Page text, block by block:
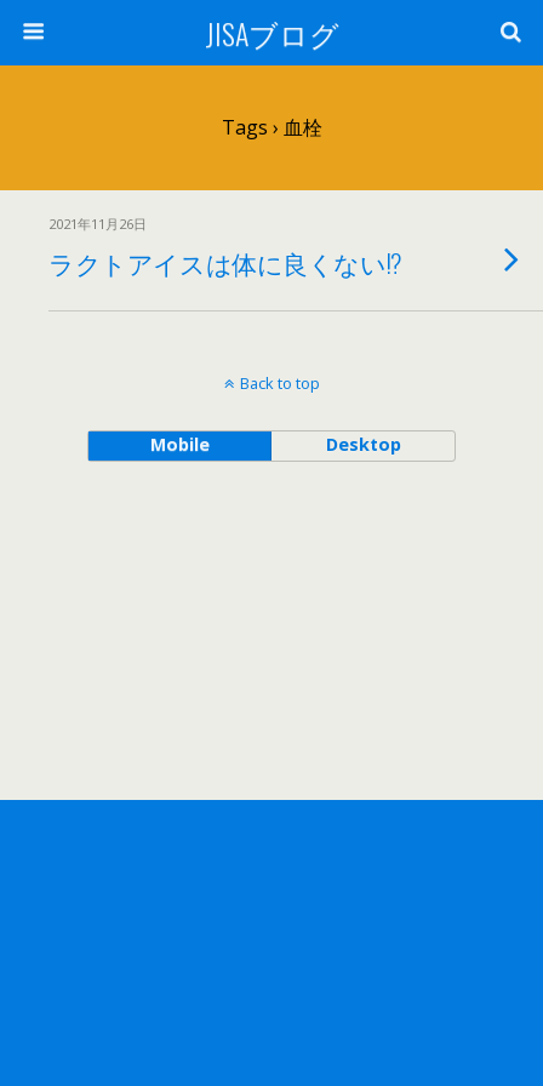
JISAブログ
Tags › 血栓
2021年11月26日
ラクトアイスは体に良くない!?
Back to top
Mobile Desktop